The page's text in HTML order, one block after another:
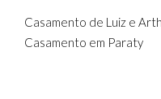
Casamento de Luiz e
Casamento em Paraty